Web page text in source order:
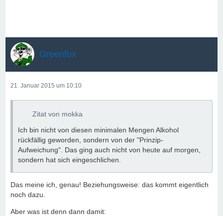
Greenfox
21. Januar 2015 um 10:10
Zitat von mokka
Ich bin nicht von diesen minimalen Mengen Alkohol
rückfällig geworden, sondern von der "Prinzip-
Aufweichung". Das ging auch nicht von heute auf morgen,
sondern hat sich eingeschlichen.
Das meine ich, genau! Beziehungsweise: das kommt eigentlich
noch dazu.
Aber was ist denn dann damit: